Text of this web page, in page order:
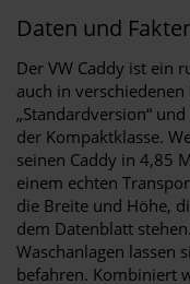
Daten und
Der VW Caddy ist ein
auch in
„Standardversion“
der Kompaktklasse.
seinen Caddy in 4,85
einem echten
die Breite und Höhe,
dem Datenblatt
Waschanlagen lassen
befahren. Kombiniert